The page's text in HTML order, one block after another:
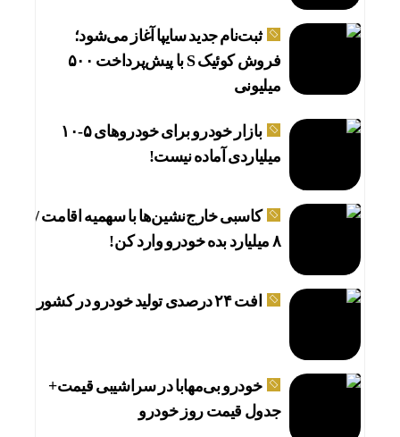
ثبت‌نام جدید سایپا آغاز می‌شود؛
فروش کوئیک S با پیش‌پرداخت ۵۰۰
میلیونی
بازار خودرو برای خودروهای ۵-۱۰
میلیاردی آماده نیست!
کاسبی خارج‌نشین‌ها با سهمیه اقامت /
۸ میلیارد بده خودرو وارد کن!
افت ۲۴ درصدی تولید خودرو در کشور
خودرو بی‌مهابا در سراشیبی قیمت+
جدول قیمت روز خودرو